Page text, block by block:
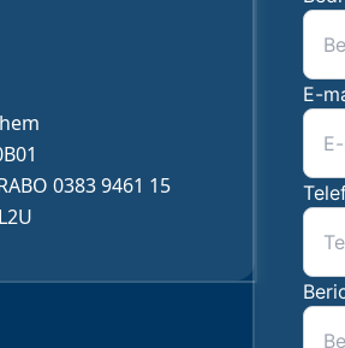
0383 9461 15
E-